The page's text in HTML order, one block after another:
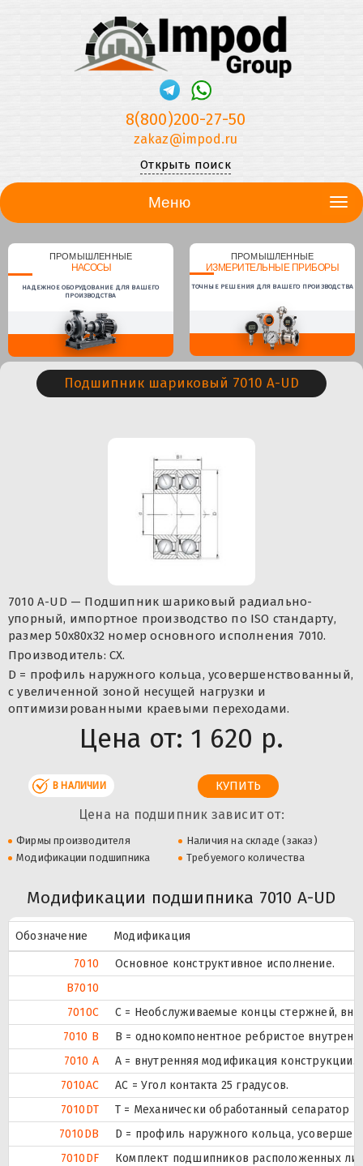
8(800)200-27-50
zakaz@impod.ru
Открыть поиск
Меню
ПРОМЫШЛЕННЫЕ
НАСОСЫ
НАДЕЖНОЕ ОБОРУДОВАНИЕ ДЛЯ ВАШЕГО
ПРОИЗВОДСТВА
ПРОМЫШЛЕННЫЕ
ИЗМЕРИТЕЛЬНЫЕ ПРИБОРЫ
ТОЧНЫЕ РЕШЕНИЯ ДЛЯ ВАШЕГО ПРОИЗВОДСТВА
Подшипник шариковый 7010 A-UD
7010 A-UD — Подшипник шариковый радиально-
упорный, импортное производство по ISO стандарту,
размер 50x80x32 номер основного исполнения 7010.
Производитель: CX.
D = профиль наружного кольца, усовершенствованный,
с увеличенной зоной несущей нагрузки и
оптимизированными краевыми переходами.
Цена от: 1 620 р.
В НАЛИЧИИ
Цена на подшипник зависит от:
Фирмы производителя
Наличия на складе (заказ)
Модификации подшипника
Требуемого количества
Модификации подшипника 7010 A-UD
Обозначение
Модификация
7010
Основное конструктивное исполнение.
B7010
7010C
С = Необслуживаемые концы стержней,
7010 B
B = однокомпонентное ребристое
7010 A
A = внутренняя модификация конструкции.
7010AC
AC = Угол контакта 25 градусов.
7010DT
T = Механически обработанный сепаратор
7010DB
D = профиль наружного кольца,
7010DF
Комплект подшипников расположенных